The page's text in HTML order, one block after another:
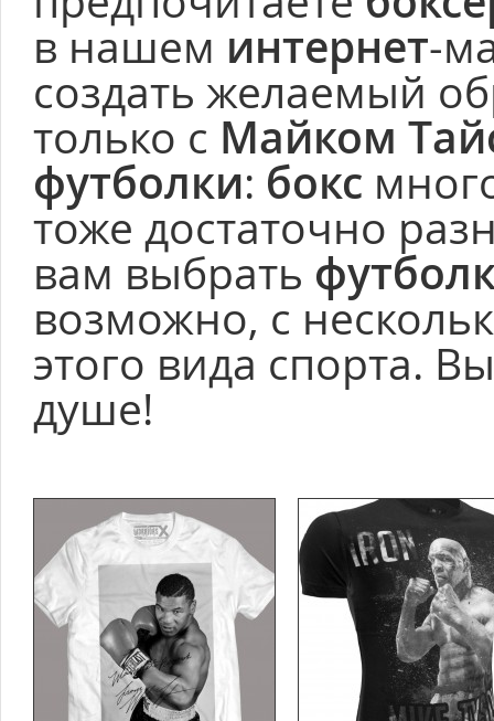
в нашем интернет-
создать желаемый
только с Майком
футболки: бокс
тоже достаточно
вам выбрать
возможно, с
этого вида спорта.
душе!